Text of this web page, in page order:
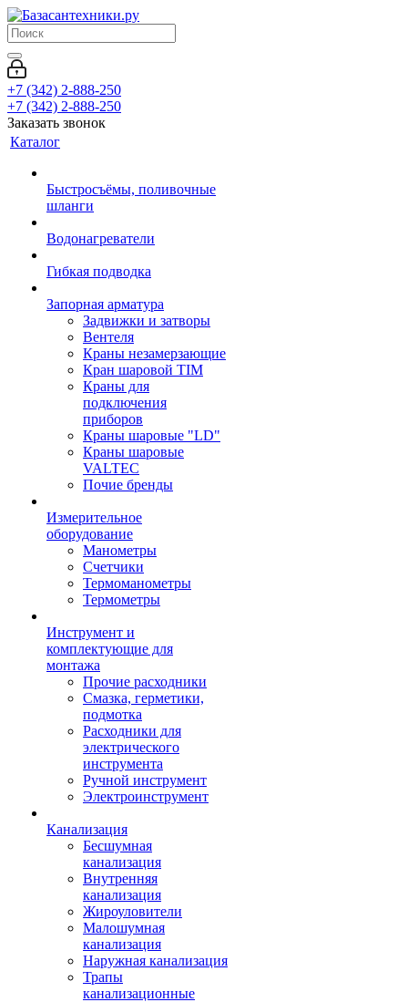
+7 (342) 2-888-250
+7 (342) 2-888-250
Заказать звонок
Каталог
Быстросъёмы, поливочные
шланги
Водонагреватели
Гибкая подводка
Запорная арматура
Задвижки и затворы
Вентеля
Краны незамерзающие
Кран шаровой TIM
Краны для
подключения
приборов
Краны шаровые "LD"
Краны шаровые
VALTEC
Почие бренды
Измерительное
оборудование
Манометры
Счетчики
Термоманометры
Термометры
Инструмент и
комплектующие для
монтажа
Прочие расходники
Смазка, герметики,
подмотка
Расходники для
электрического
инструмента
Ручной инструмент
Электроинструмент
Канализация
Бесшумная
канализация
Внутренняя
канализация
Жироуловители
Малошумная
канализация
Наружная канализация
Трапы
канализационные